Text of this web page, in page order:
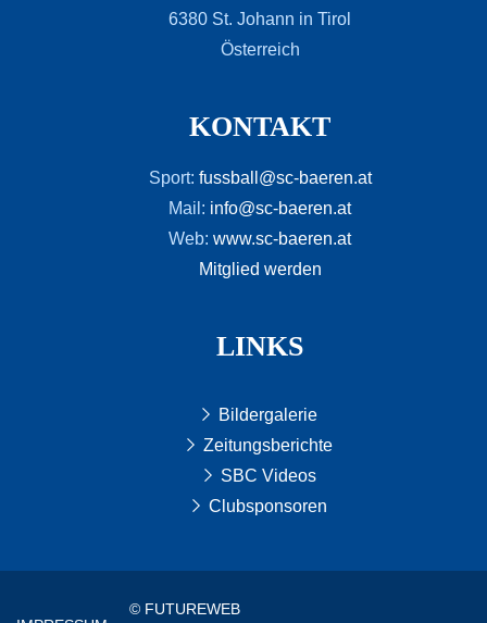
6380 St. Johann in Tirol
Österreich
KONTAKT
Sport: fussball@sc-baeren.at
Mail: info@sc-baeren.at
Web: www.sc-baeren.at
Mitglied werden
LINKS
Bildergalerie
Zeitungsberichte
SBC Videos
Clubsponsoren
© FUTUREWEB